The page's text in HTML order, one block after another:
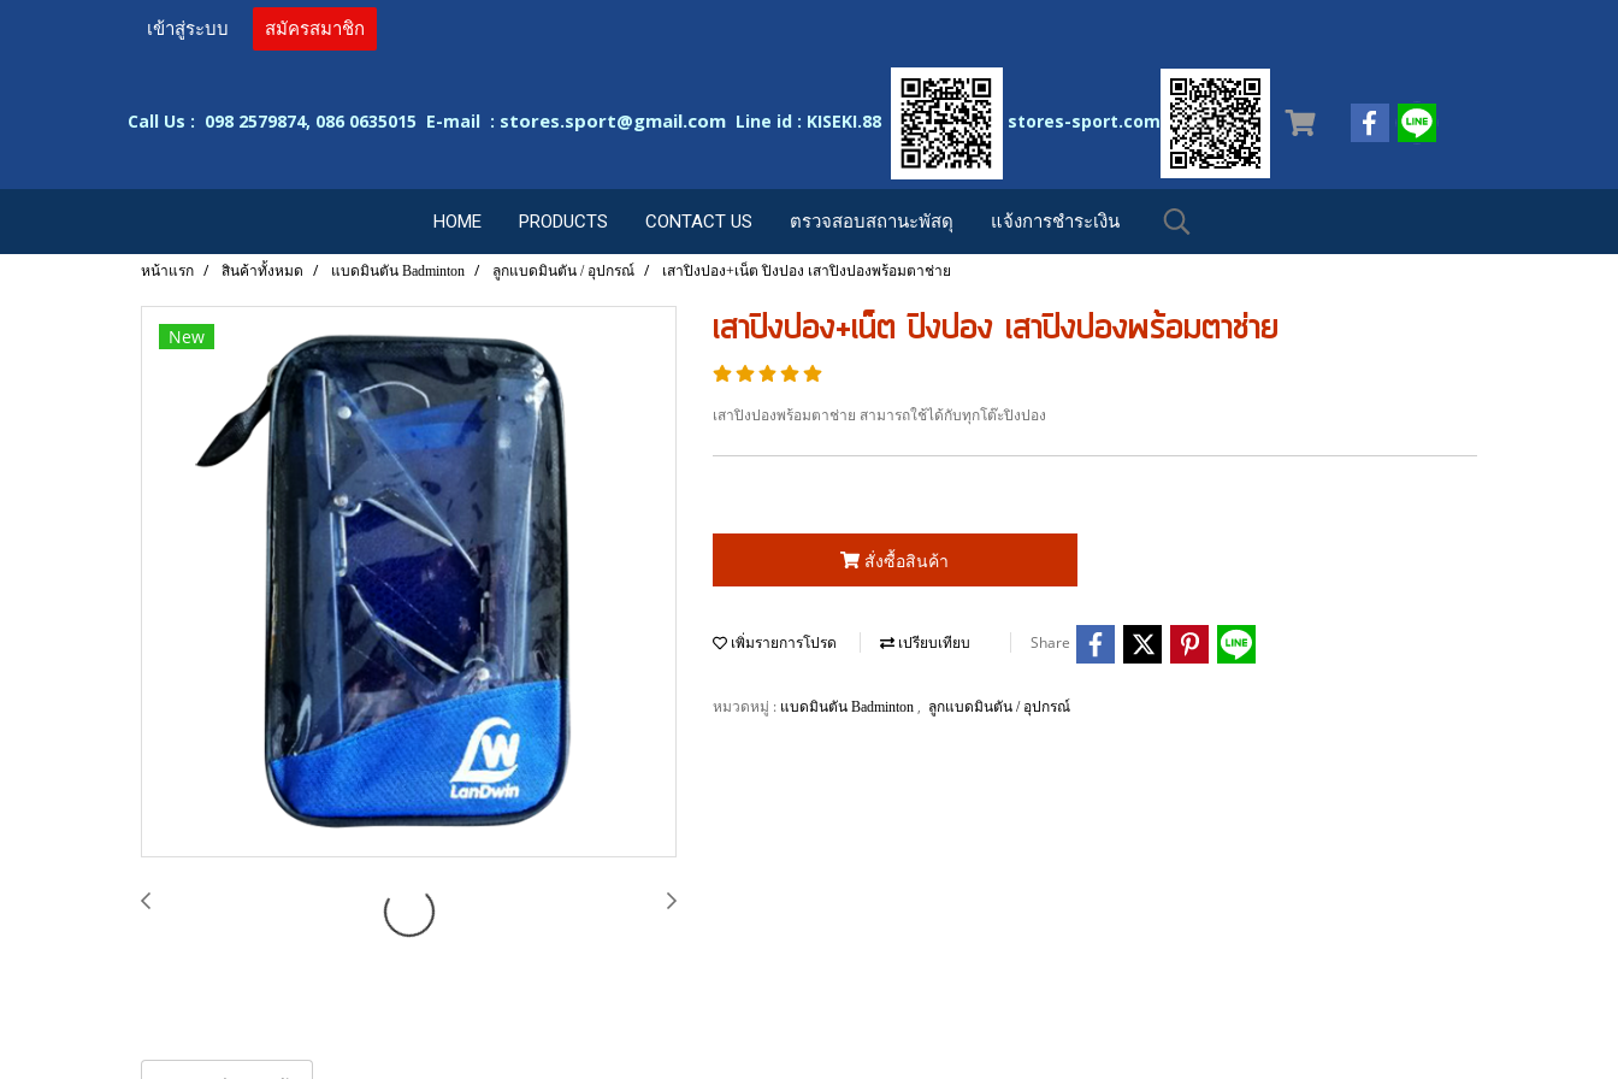
เข้าสู่ระบบ สมัครสมาชิก
Call Us : 098 2579874, 086 0635015 E-mail : stores.sport@gmail.com Line id : KISEKI.88 stores-sport.com
HOME PRODUCTS CONTACT US ตรวจสอบสถานะพัสดุ แจ้งการชำระเงิน
หน้าแรก สินค้าทั้งหมด แบดมินตัน Badminton ลูกแบดมินตัน / อุปกรณ์ เสาปิงปอง+เน็ต ปิงปอง เสาปิงปองพร้อมตาช่าย
New เสาปิงปอง+เน็ต ปิงปอง เสาปิงปองพร้อมตาช่าย
เสาปิงปองพร้อมตาช่าย สามารถใช้ได้กับทุกโต๊ะปิงปอง
สั่งซื้อสินค้า
เพิ่มรายการโปรด เปรียบเทียบ Share
หมวดหมู่ : แบดมินตัน Badminton , ลูกแบดมินตัน / อุปกรณ์